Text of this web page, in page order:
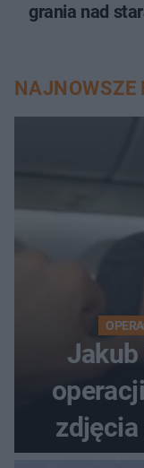
grania nad
NAJNOWSZE
zdjęcia